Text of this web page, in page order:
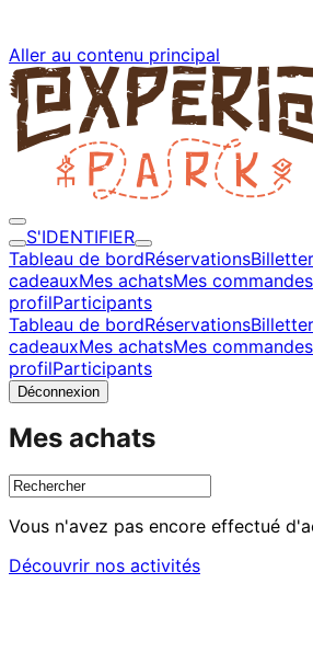
Aller au contenu principal
S'IDENTIFIER
Tableau de bordRéservations
cadeauxMes achatsMes commandes
profilParticipants
Tableau de bordRéservations
cadeauxMes achatsMes commandes
profilParticipants
Déconnexion
Mes achats
Vous n'avez pas encore effectué
Découvrir nos activités